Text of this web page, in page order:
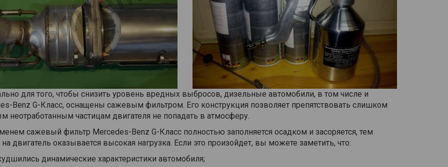
для того, чтобы снизить уровень вредных выбросов, дизельные автомобили, в том числе и
Benz G-Класс, оснащены сажевым фильтром. Его конструкция позволяет препятствовать слишком
неотработанным частицам двигателя не попадать в атмосферу.
сажевый фильтр Mercedes-Benz G-Класс полностью заполняется осадком и засоряется, тем
двигатель оказывается высокая нагрузка. Если это произойдет, вы можете заметить, что:
динамические характеристики автомобиля;